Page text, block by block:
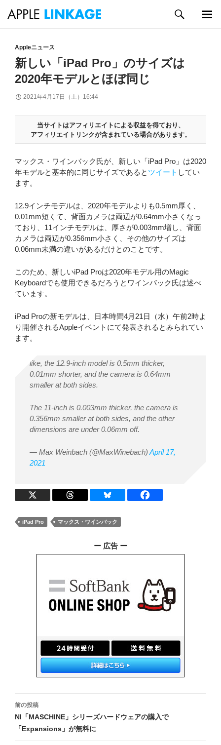
索
Appleニュース
新しい「iPad Pro」のサイズは
2020年モデルとほぼ同じ
2021年4月17日（土）16:44
当サイトはアフィリエイトによる収益を得ており、
アフィリエイトリンクが含まれている場合があります。
マックス・ワインバック氏が、新しい「iPad Pro」は2020
年モデルと基本的に同じサイズであると ツイート してい
ます。
12.9インチモデルは、2020年モデルよりも0.5mm厚く、
0.01mm短くて、背面カメラは両辺が0.64mm小さくなっ
ており、11インチモデルは、厚さが0.003mm増し、背面
カメラは両辺が0.356mm小さく、その他のサイズは
0.06mm未満の違いがあるだけとのことです。
このため、新しいiPad Proは2020年モデル用のMagic
Keyboardでも使用できるだろうとワインバック氏は述べ
ています。
iPad Proの新モデルは、日本時間4月21日（水）午前2時よ
り開催されるAppleイベントにて発表されるとみられてい
ます。
like, the 12.9-inch model is 0.5mm thicker,
0.01mm shorter, and the camera is 0.64mm
smaller at both sides.
The 11-inch is 0.003mm thicker, the camera is
0.356mm smaller at both sides, and the other
dimensions are under 0.06mm off.
— Max Weinbach (@MaxWinebach) April 17,
2021
iPad Pro マックス・ワインバック
ー 広告 ー
投
稿
ナ
前の投稿
NI「MASCHINE」シリーズハードウェアの購入で
「Expansions」が無料に